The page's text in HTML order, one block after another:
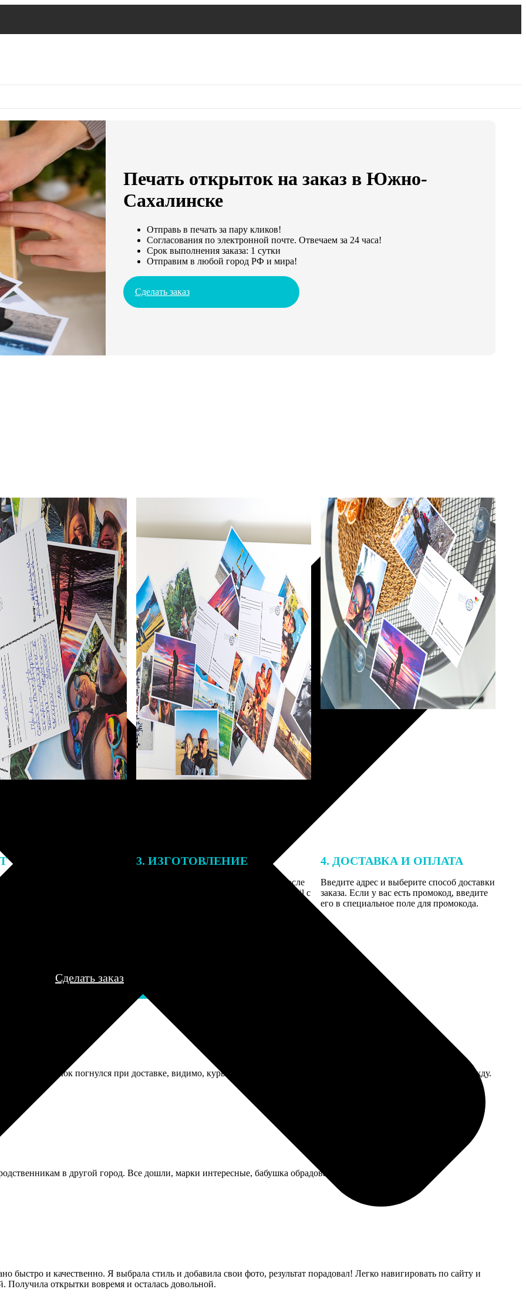
Печать открыток на заказ в Южно-
Сахалинске
Отправь в печать за пару кликов!
Согласования по электронной почте. Отвечаем за 24 часа!
Срок выполнения заказа: 1 сутки
Отправим в любой город РФ и мира!
Сделать заказ
заказа к печати
могут связаться с Вами
телефону или email для
деталей.
3. ИЗГОТОВЛЕНИЕ
Оплатите заказ банковской картой. После
оплаты получите подтверждение на email с
4. ДОСТАВКА И ОПЛАТА
Введите адрес и выберите способ доставки
заказа. Если у вас есть промокод, введите
его в специальное поле для промокода.
Сделать заказ
Но уголок погнулся при доставке, видимо, курьер неаккуратно нёс. Сервис по гарантии обещал замену, пока жду.
в другой город. Все дошли, марки интересные, бабушка обрадовалась.
быстро и качественно. Я выбрала стиль и добавила свои фото, результат порадовал! Легко навигировать по сайту и
Получила открытки вовремя и осталась довольной.